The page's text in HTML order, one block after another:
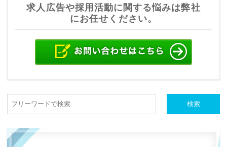
求人広告や採用活動に関する悩みは弊社
にお任せください。